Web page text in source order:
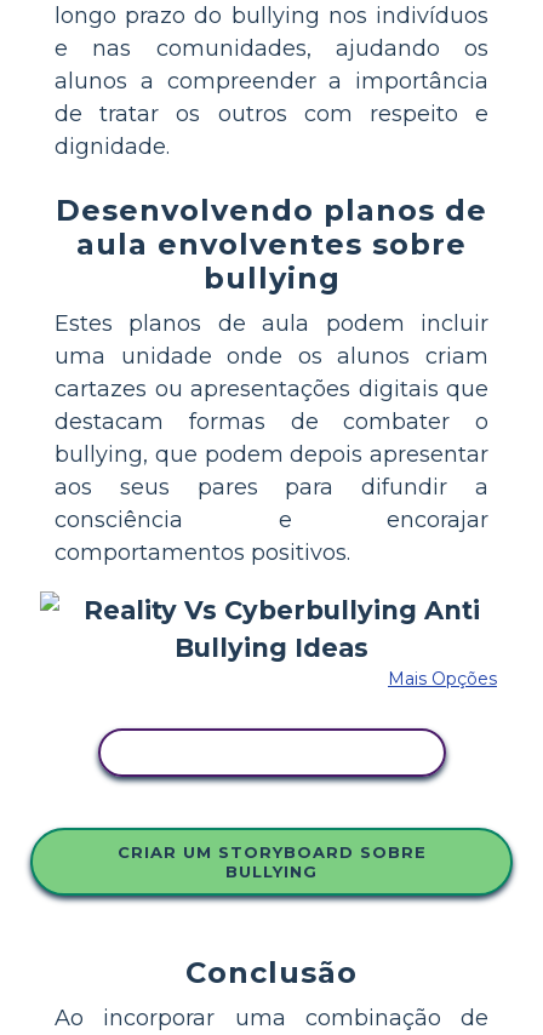
longo prazo do bullying nos indivíduos
e nas comunidades, ajudando os
alunos a compreender a importância
de tratar os outros com respeito e
dignidade.
Desenvolvendo planos de
aula envolventes sobre
bullying
Estes planos de aula podem incluir
uma unidade onde os alunos criam
cartazes ou apresentações digitais que
destacam formas de combater o
bullying, que podem depois apresentar
aos seus pares para difundir a
consciência e encorajar
comportamentos positivos.
Mais Opções
CRIAR UM STORYBOARD SOBRE
BULLYING
Conclusão
Ao incorporar uma combinação de